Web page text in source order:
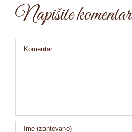
Napišite komentar
Comment